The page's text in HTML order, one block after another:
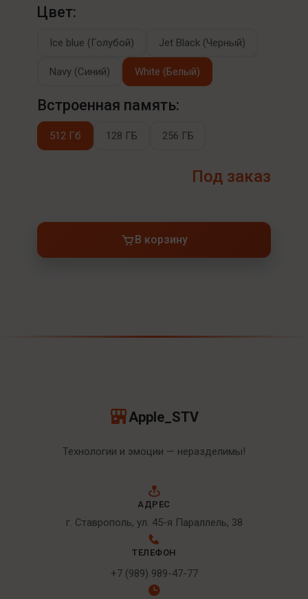
Цвет:
Ice blue (Голубой) Jet Black (Черный)
Navy (Синий) White (Белый)
Встроенная память:
512 Гб 128 ГБ 256 ГБ
Под заказ
В корзину
Apple_STV
Технологии и эмоции — неразделимы!
АДРЕС
г. Ставрополь, ул. 45-я Параллель, 38
ТЕЛЕФОН
+7 (989) 989-47-77